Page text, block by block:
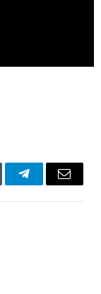
TelegramEmail